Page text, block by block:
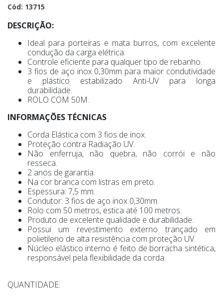
Cód: 13715
DESCRIÇÃO:
Ideal para porteiras e mata burros, com excelente
condução da carga elétrica.
Controle eficiente para qualquer tipo de rebanho.
3 fios de aço inox 0,30mm para maior condutividade
e plástico estabilizado Anti-UV para longa
durabilidade.
ROLO COM 50M.
INFORMAÇÕES TÉCNICAS
Corda Elástica com 3 fios de inox.
Proteção contra Radiação UV.
Não enferruja, não quebra, não corrói e não
resseca.
2 anos de garantia.
Na cor branca com listras em preto.
Espessura: 7,5 mm.
Condutor: 3 fios de aço inox 0,30mm.
Rolo com 50 metros, estica até 100 metros.
Produto de excelente qualidade e durabilidade.
Possui um revestimento externo trançado em
polietileno de alta resistência com proteção UV.
Núcleo elástico interno é feito de borracha sintética,
responsável pela flexibilidade da corda.
QUANTIDADE: